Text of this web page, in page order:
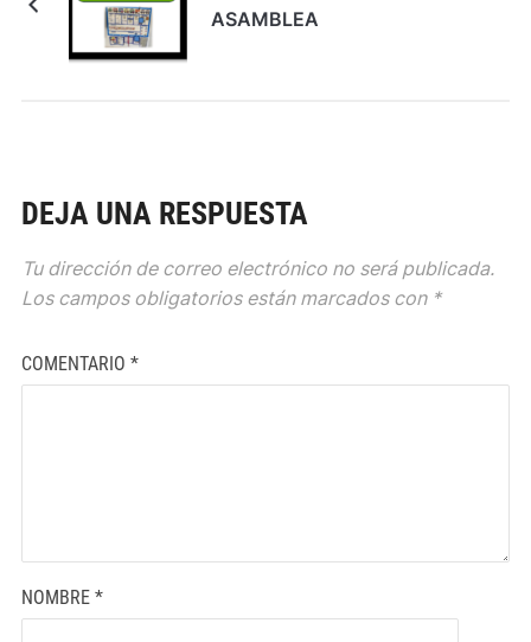
ASAMBLEA
DEJA UNA RESPUESTA
Tu dirección de correo electrónico no será publicada.
Los campos obligatorios están marcados con *
COMENTARIO *
NOMBRE *